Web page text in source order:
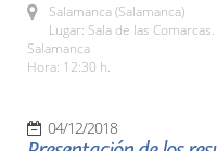
Salamanca (Salamanca)
Lugar: Sala de las
Salamanca
Hora: 12:30 h.
04/12/2018